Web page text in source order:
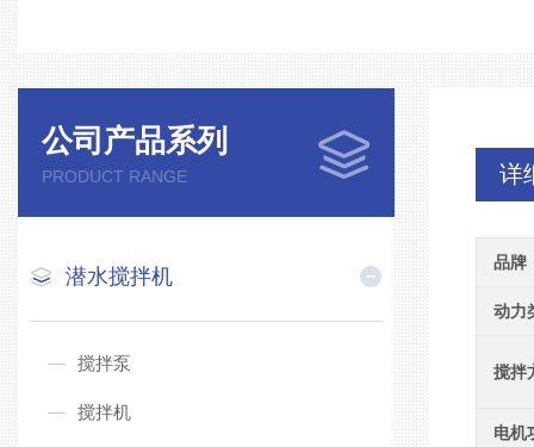
公司产品系列
PRODUCT RANGE
潜水搅拌机
搅拌泵
搅拌机
详
品牌
动力
搅拌
电机